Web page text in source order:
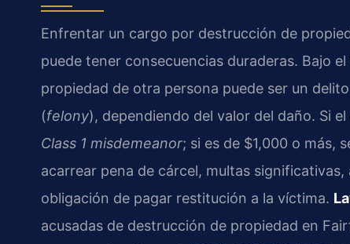
Enfrentar un cargo por destrucción de
puede tener consecuencias duraderas. Bajo el
propiedad de otra persona puede ser un
(felony), dependiendo del valor del daño. Si
Class 1 misdemeanor; si es de $1,000 o más,
acarrear pena de cárcel, multas
obligación de pagar restitución a la víctima.
acusadas de destrucción de propiedad en